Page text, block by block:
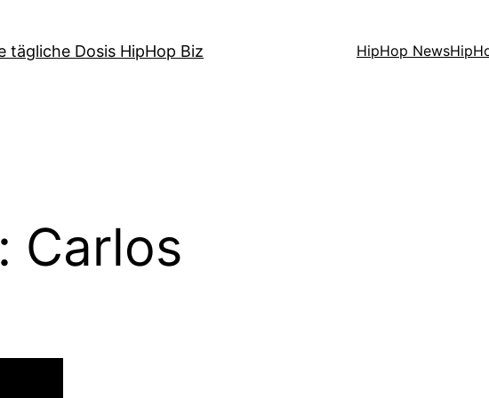
tägliche Dosis HipHop Biz HipHop News
Carlos